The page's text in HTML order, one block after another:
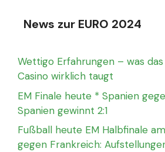
News zur EURO 2024
Wettigo Erfahrungen – was
Casino wirklich taugt
EM Finale heute * Spanien
Spanien gewinnt 2:1
Fußball heute EM Halbfinale
gegen Frankreich: